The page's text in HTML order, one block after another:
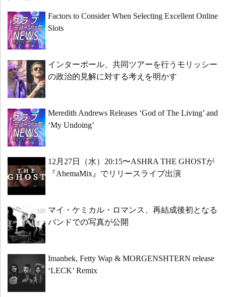
Factors to Consider When Selecting Excellent Online
Slots
インターポール、共同ツアーを行うモリッシー
の政治的見解に対する考えを明かす
Meredith Andrews Releases ‘God of The Living’ and
‘My Undoing’
12月27日（水）20:15〜ASHRA THE GHOSTが
『AbemaMix』でリリースライブ出演
マイ・ケミカル・ロマンス、再結成後初となる
バンドでの写真が公開
Imanbek, Fetty Wap & MORGENSHTERN release
‘LECK’ Remix